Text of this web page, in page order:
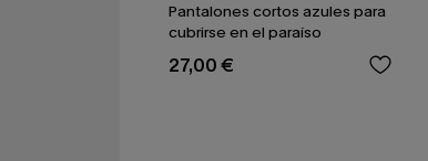
Pantalones cortos azules para
cubrirse en el paraíso
27,00 €